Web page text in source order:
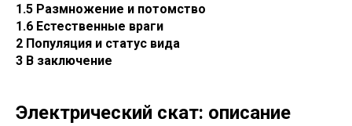
1.5 Размножение и потомство
1.6 Естественные враги
2 Популяция и статус вида
3 В заключение
Электрический скат: описание